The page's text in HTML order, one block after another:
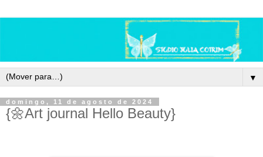
▼
domingo, 11 de agosto de 2024
{🌼Art journal Hello Beauty}